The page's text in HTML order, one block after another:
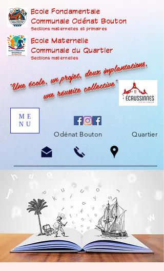
Ecole Fondamentale
Communale Odénat Bouton
Sections maternelles et primaires
Ecole Maternelle
Communale du Quartier
Sections maternelles
"Une école, un projet, deux implantations,
une réussite collective"
ME
NU
Odénat Bouton Quartier